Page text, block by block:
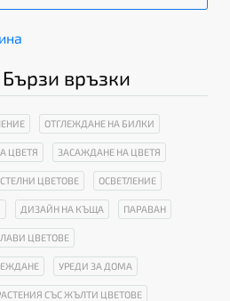
Бързи връзки
ОТГЛЕЖДАНЕ НА БИЛКИ
ЦВЕТЯ ЗАСАЖДАНЕ НА ЦВЕТЯ
ЦВЕТОВЕ ОСВЕТЛЕНИЕ
ДИЗАЙН НА КЪЩА ПАРАВАН
ЦВЕТОВЕ
УРЕДИ ЗА ДОМА
СЪС ЖЪЛТИ ЦВЕТОВЕ